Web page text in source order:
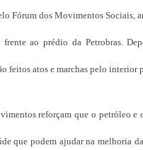
Fórum dos Movimentos Sociais,
ao prédio da Petrobras.
feitos atos e marchas pelo interior
reforçam que o petróleo
que podem ajudar na melhoria